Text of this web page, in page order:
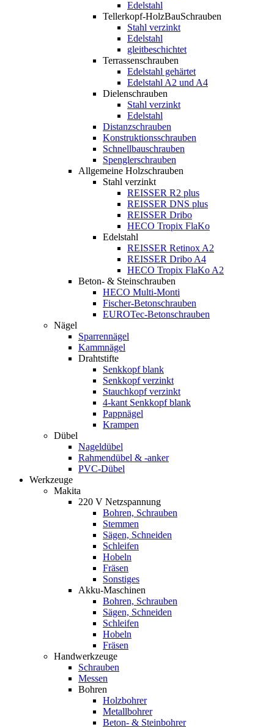
Edelstahl
Tellerkopf-HolzBauSchrauben
Stahl verzinkt
Edelstahl
gleitbeschichtet
Terrassenschrauben
Edelstahl gehärtet
Edelstahl A2 und A4
Dielenschrauben
Stahl verzinkt
Edelstahl
Distanzschrauben
Konstruktionsschrauben
Schnellbauschrauben
Spenglerschrauben
Allgemeine Holzschrauben
Stahl verzinkt
REISSER R2 plus
REISSER DNS plus
REISSER Dribo
HECO Tropix FlaKo
Edelstahl
REISSER Retinox A2
REISSER Dribo A4
HECO Tropix FlaKo A2
Beton- & Steinschrauben
HECO Multi-Monti
Fischer-Betonschrauben
EUROTec-Betonschrauben
Nägel
Sparrennägel
Kammnägel
Drahtstifte
Senkkopf blank
Senkkopf verzinkt
Stauchkopf verzinkt
4-kant Senkkopf blank
Pappnägel
Krampen
Dübel
Nageldübel
Rahmendübel & -anker
PVC-Dübel
Werkzeuge
Makita
220 V Netzspannung
Bohren, Schrauben
Stemmen
Sägen, Schneiden
Schleifen
Hobeln
Fräsen
Sonstiges
Akku-Maschinen
Bohren, Schrauben
Sägen, Schneiden
Schleifen
Hobeln
Fräsen
Handwerkzeuge
Schrauben
Messen
Bohren
Holzbohrer
Metallbohrer
Beton- & Steinbohrer